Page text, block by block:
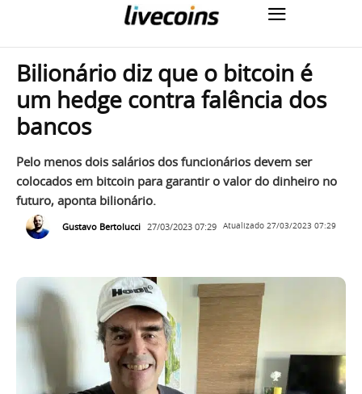
Bilionário diz que o bitcoin é
um hedge contra falência dos
bancos
Pelo menos dois salários dos funcionários devem ser
colocados em bitcoin para garantir o valor do dinheiro no
futuro, aponta bilionário.
Gustavo Bertolucci 27/03/2023 07:29 Atualizado 27/03/2023 07:29